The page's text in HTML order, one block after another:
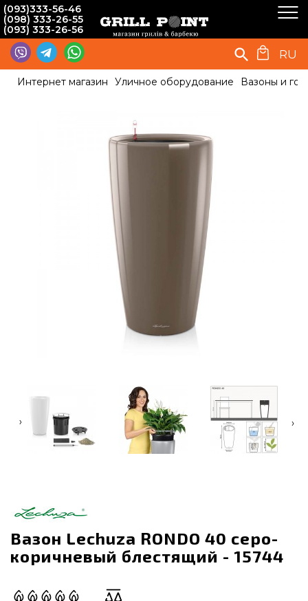
(093)333-56-46
(098) 333-26-55
(093) 333-26-56
RU
Интернет магазин Уличное оборудование Вазоны и
‹ ›
Вазон Lechuza RONDO 40 серо-
коричневый блестящий - 15744